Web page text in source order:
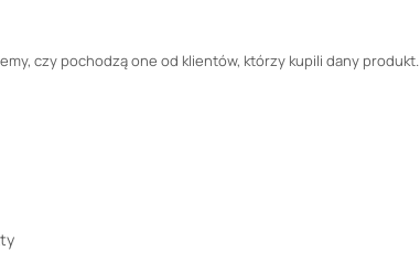
czy pochodzą one od klientów, którzy kupili dany produkt.